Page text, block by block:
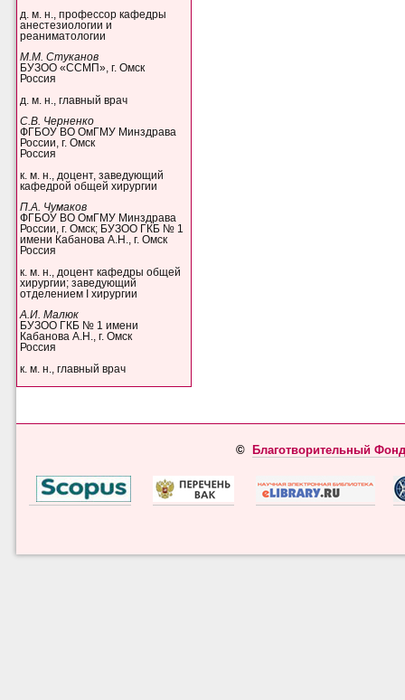
д. м. н., профессор кафедры
анестезиологии и
реаниматологии
М.М. Стуканов
БУЗОО «ССМП», г. Омск
Россия
д. м. н., главный врач
С.В. Черненко
ФГБОУ ВО ОмГМУ Минздрава
России, г. Омск
Россия
к. м. н., доцент, заведующий
кафедрой общей хирургии
П.А. Чумаков
ФГБОУ ВО ОмГМУ Минздрава
России, г. Омск; БУЗОО ГКБ № 1
имени Кабанова А.Н., г. Омск
Россия
к. м. н., доцент кафедры общей
хирургии; заведующий
отделением I хирургии
А.И. Малюк
БУЗОО ГКБ № 1 имени
Кабанова А.Н., г. Омск
Россия
к. м. н., главный врач
© Благотворительный